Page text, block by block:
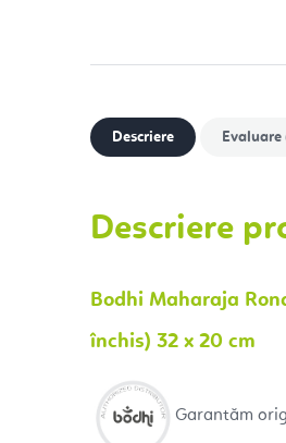
Descriere Evaluare
Descriere
Bodhi Maharaja
închis) 32 x 20 cm
Garantăm